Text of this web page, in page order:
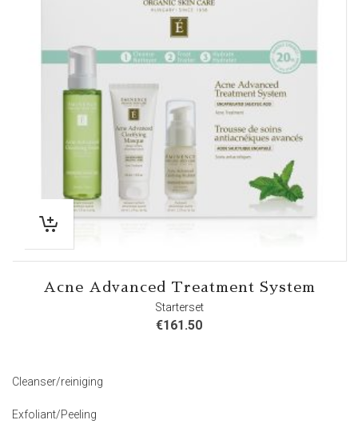
Acne Advanced Treatment System
Starterset
€161.50
Cleanser/reiniging
Exfoliant/Peeling